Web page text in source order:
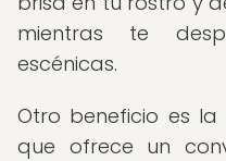
mientras te
escénicas.
Otro beneficio es la
que ofrece un